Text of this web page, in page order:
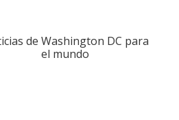
de Washington DC para
el mundo